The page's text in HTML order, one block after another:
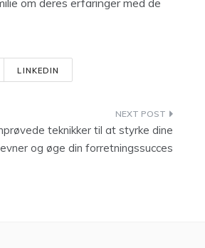
om deres erfaringer med de
LINKEDIN
teknikker til at styrke dine
og øge din forretningssucces